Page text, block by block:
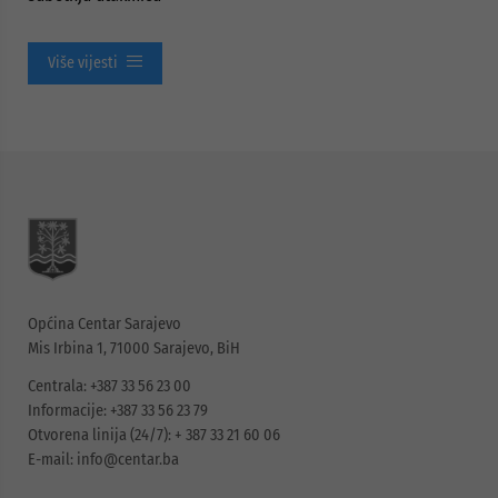
Više vijesti
Općina Centar Sarajevo
Mis Irbina 1, 71000 Sarajevo, BiH
Centrala: +387 33 56 23 00
Informacije: +387 33 56 23 79
Otvorena linija (24/7): + 387 33 21 60 06
E-mail: info@centar.ba